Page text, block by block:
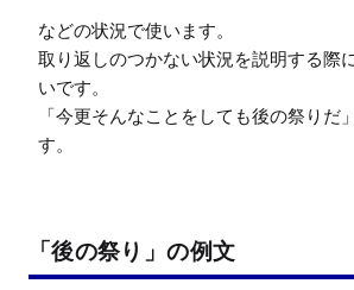
などの状況で使います。
取り返しのつかない状況を説明する際
いです。
「今更そんなことをしても後の祭りだ
「後の祭り」の例文